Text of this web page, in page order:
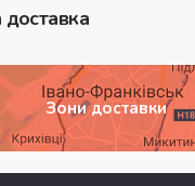
Зони доставки